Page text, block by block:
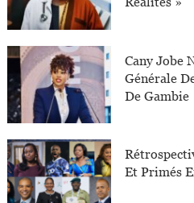
Cany Jobe
Générale
De Gambie
Et Primés